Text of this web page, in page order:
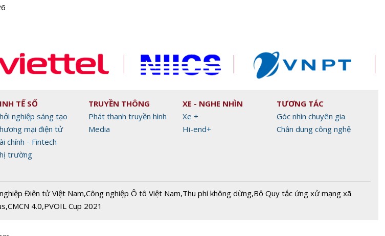
TẾ SỐ
nghiệp sáng tạo
mại điện tử
chính - Fintech
trường
TRUYỀN THÔNG
Phát thanh truyền hình
Media
XE - NGHE NHÌN
Xe +
Hi-end+
TƯƠNG TÁC
Góc nhìn chuyên gia
Chân dung công nghệ
Điện tử Việt Nam,Công nghiệp Ô tô Việt Nam,Thu phí không dừng,Bộ Quy tắc ứng xử mạng xã
,CMCN 4.0,PVOIL Cup 2021